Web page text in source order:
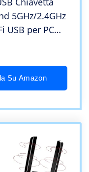
5GHz/2.4GHz
USB per PC
Su Amazon